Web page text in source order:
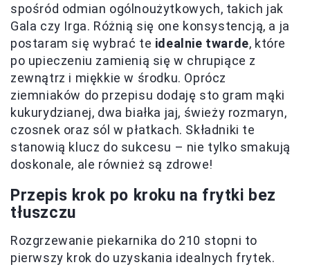
spośród odmian ogólnoużytkowych, takich jak
Gala czy Irga. Różnią się one konsystencją, a ja
postaram się wybrać te idealnie twarde, które
po upieczeniu zamienią się w chrupiące z
zewnątrz i miękkie w środku. Oprócz
ziemniaków do przepisu dodaję sto gram mąki
kukurydzianej, dwa białka jaj, świeży rozmaryn,
czosnek oraz sól w płatkach. Składniki te
stanowią klucz do sukcesu – nie tylko smakują
doskonale, ale również są zdrowe!
Przepis krok po kroku na frytki bez
tłuszczu
Rozgrzewanie piekarnika do 210 stopni to
pierwszy krok do uzyskania idealnych frytek.